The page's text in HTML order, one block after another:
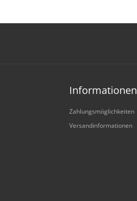
Informationen
Zahlungsmöglichkeiten
Versandinformationen